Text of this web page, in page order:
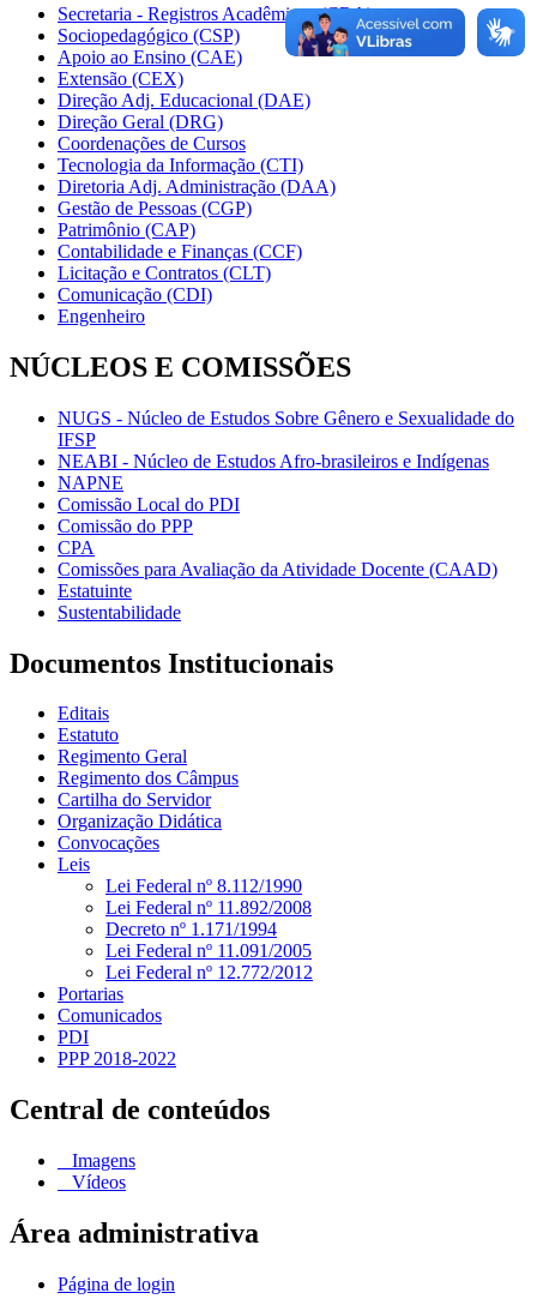
Secretaria - Registros Acadêmicos (CRA)
Sociopedagógico (CSP)
Apoio ao Ensino (CAE)
Extensão (CEX)
Direção Adj. Educacional (DAE)
Direção Geral (DRG)
Coordenações de Cursos
Tecnologia da Informação (CTI)
Diretoria Adj. Administração (DAA)
Gestão de Pessoas (CGP)
Patrimônio (CAP)
Contabilidade e Finanças (CCF)
Licitação e Contratos (CLT)
Comunicação (CDI)
Engenheiro
NÚCLEOS E COMISSÕES
NUGS - Núcleo de Estudos Sobre Gênero e Sexualidade do
IFSP
NEABI - Núcleo de Estudos Afro-brasileiros e Indígenas
NAPNE
Comissão Local do PDI
Comissão do PPP
CPA
Comissões para Avaliação da Atividade Docente (CAAD)
Estatuinte
Sustentabilidade
Documentos Institucionais
Editais
Estatuto
Regimento Geral
Regimento dos Câmpus
Cartilha do Servidor
Organização Didática
Convocações
Leis
Lei Federal nº 8.112/1990
Lei Federal nº 11.892/2008
Decreto nº 1.171/1994
Lei Federal nº 11.091/2005
Lei Federal nº 12.772/2012
Portarias
Comunicados
PDI
PPP 2018-2022
Central de conteúdos
Imagens
Vídeos
Área administrativa
Página de login